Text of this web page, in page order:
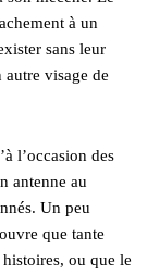
à un
sans leur
visage de
l’occasion des
antenne au
Un peu
que tante
ou que le